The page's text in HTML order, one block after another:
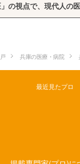
」の視点で、現代人の
兵庫の医療・病院
最近見たプロ